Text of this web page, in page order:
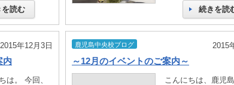
読む 続きを読
2015年12月3日
内
は。 今回、
鹿児島中央校ブログ 2015
～12月のイベントのご案内～
こんにちは、鹿児